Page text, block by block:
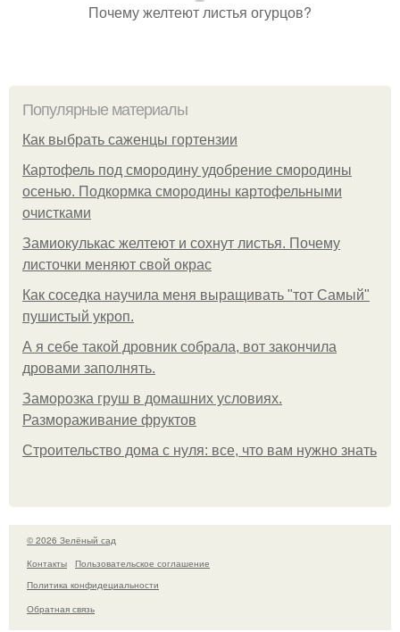
Почему желтеют листья огурцов?
Популярные материалы
Как выбрать саженцы гортензии
Картофель под смородину удобрение смородины
осенью. Подкормка смородины картофельными
очистками
Замиокулькас желтеют и сохнут листья. Почему
листочки меняют свой окрас
Как соседка научила меня выращивать "тот Самый"
пушистый укроп.
А я себе такой дровник собрала, вот закончила
дровами заполнять.
Заморозка груш в домашних условиях.
Размораживание фруктов
Строительство дома с нуля: все, что вам нужно знать
© 2026 Зелёный сад
Контакты
Пользовательское соглашение
Политика конфидециальности
Обратная связь